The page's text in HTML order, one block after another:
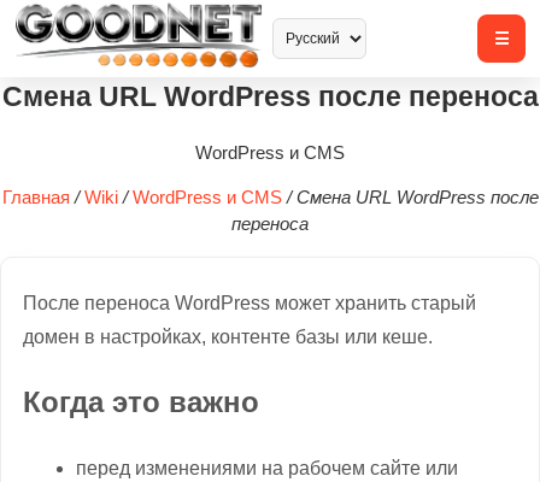
Смена URL WordPress после переноса
WordPress и CMS
Главная / Wiki / WordPress и CMS / Смена URL WordPress после
переноса
После переноса WordPress может хранить старый
домен в настройках, контенте базы или кеше.
Когда это важно
перед изменениями на рабочем сайте или